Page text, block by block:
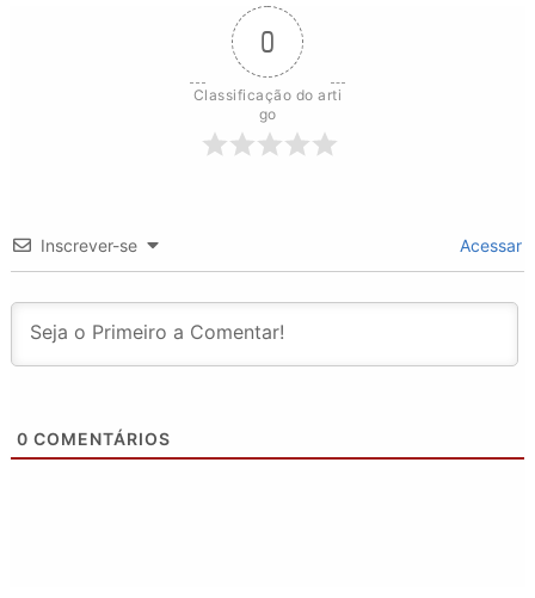
0
Classificação do arti
go
Inscrever-se Acessar
0 COMENTÁRIOS